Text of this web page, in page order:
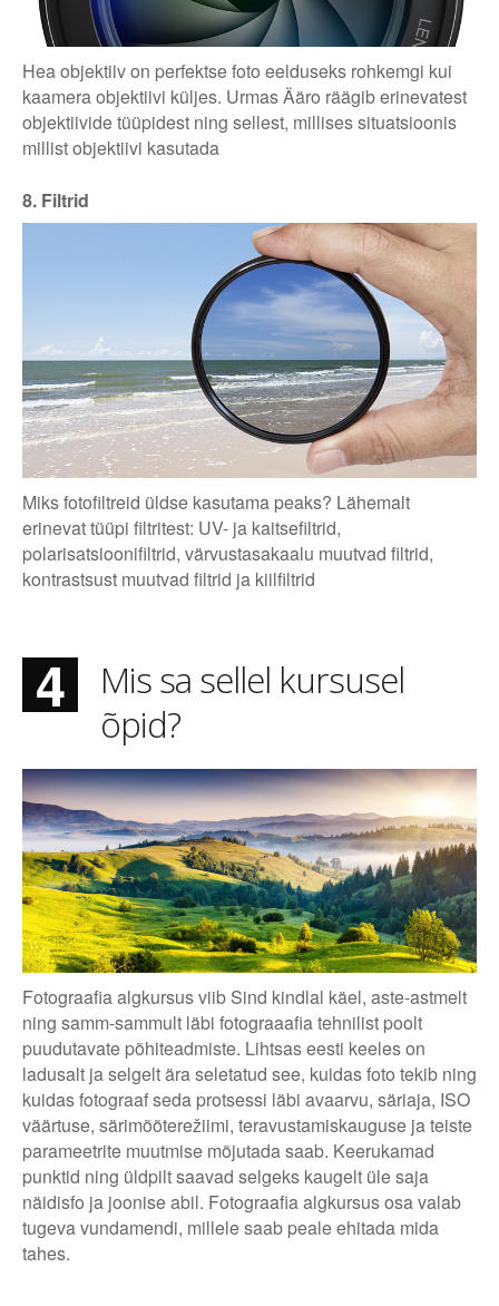
Hea objektiiv on perfektse foto eelduseks rohkemgi kui
kaamera objektiivi küljes. Urmas Ääro räägib erinevatest
objektiivide tüüpidest ning sellest, millises situatsioonis
millist objektiivi kasutada
8. Filtrid
Miks fotofiltreid üldse kasutama peaks? Lähemalt
erinevat tüüpi filtritest: UV- ja kaitsefiltrid,
polarisatsioonifiltrid, värvustasakaalu muutvad filtrid,
kontrastsust muutvad filtrid ja kiilfiltrid
4
Mis sa sellel kursusel
õpid?
Fotograafia algkursus viib Sind kindlal käel, aste-astmelt
ning samm-sammult läbi fotograaafia tehnilist poolt
puudutavate põhiteadmiste. Lihtsas eesti keeles on
ladusalt ja selgelt ära seletatud see, kuidas foto tekib ning
kuidas fotograaf seda protsessi läbi avaarvu, säriaja, ISO
väärtuse, särimõõterežiimi, teravustamiskauguse ja teiste
parameetrite muutmise mõjutada saab. Keerukamad
punktid ning üldpilt saavad selgeks kaugelt üle saja
näidisfo ja joonise abil. Fotograafia algkursus osa valab
tugeva vundamendi, millele saab peale ehitada mida
tahes.